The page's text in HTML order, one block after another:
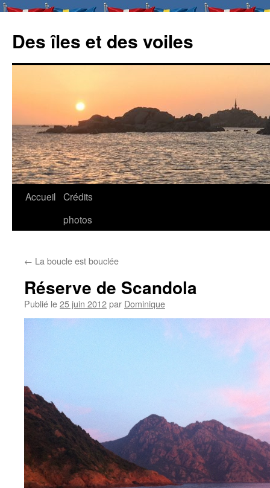
Des îles et des voiles
Aller
Accueil Crédits
photos
← La boucle est bouclée
Réserve de Scandola
Publié le25 juin 2012par Dominique